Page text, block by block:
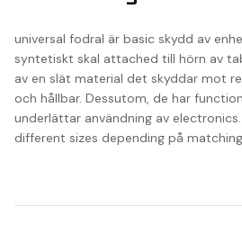
universal fodral är basic skydd av
syntetiskt skal attached till hörn av
av en slät material det skyddar mot
och hållbar. Dessutom, de har
underlättar användning av
different sizes depending på